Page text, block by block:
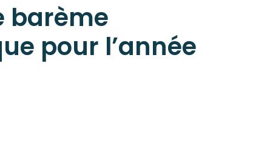
barème
pour l’année